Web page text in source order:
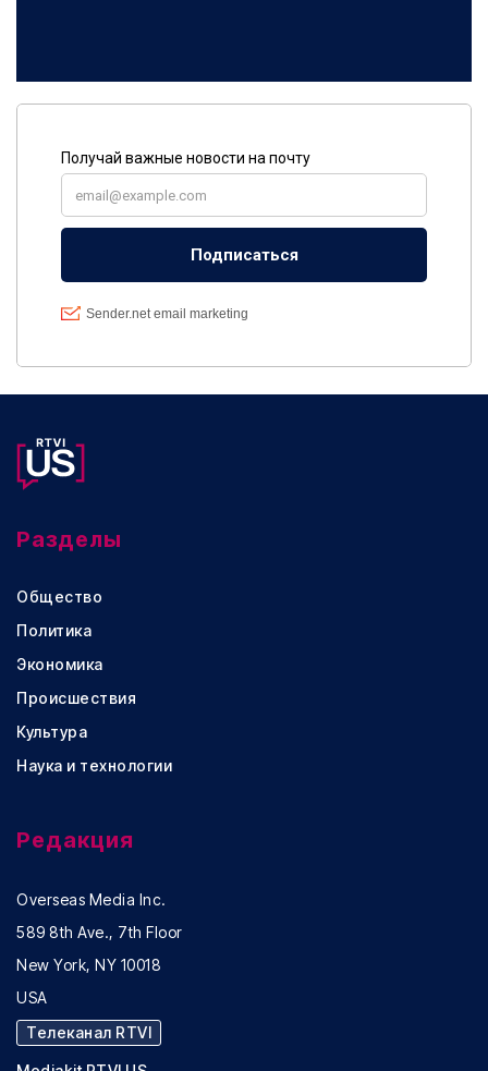
Разделы
Общество
Политика
Экономика
Происшествия
Культура
Наука и технологии
Редакция
Overseas Media Inc.
589 8th Ave., 7th Floor
New York, NY 10018
USA
Телеканал RTVI